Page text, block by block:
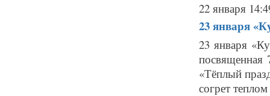
22 января
23 января
23 января
посвященная
«Тёплый
согрет